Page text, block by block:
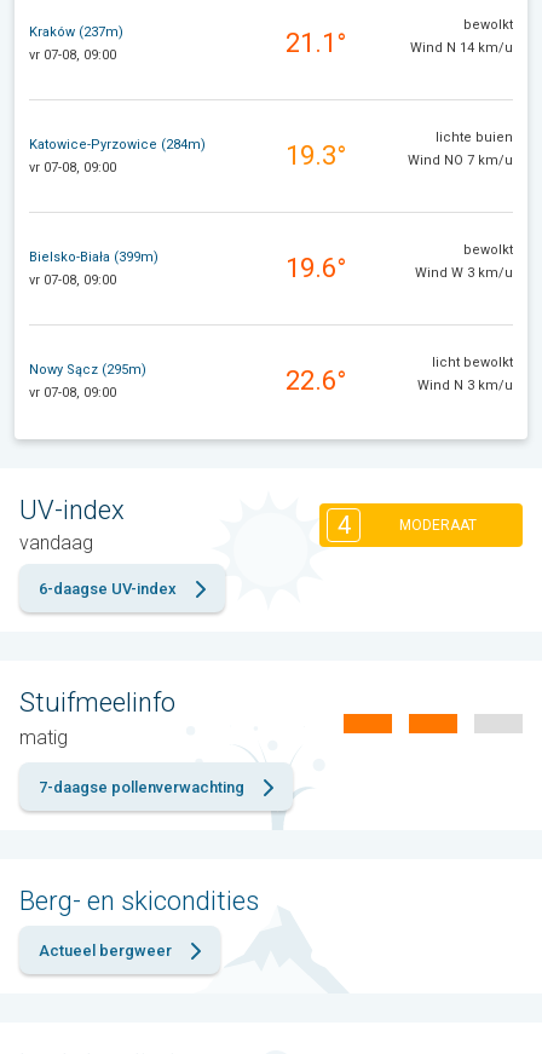
Kraków (237m)
vr 07-08, 09:00
21.1°
bewolkt
Wind N 14 km/u
Katowice-Pyrzowice (284m)
vr 07-08, 09:00
19.3°
lichte buien
Wind NO 7 km/u
Bielsko-Biała (399m)
vr 07-08, 09:00
19.6°
bewolkt
Wind W 3 km/u
Nowy Sącz (295m)
vr 07-08, 09:00
22.6°
licht bewolkt
Wind N 3 km/u
UV-index
vandaag
4 MODERAAT
6-daagse UV-index
Stuifmeelinfo
matig
7-daagse pollenverwachting
Berg- en skicondities
Actueel bergweer